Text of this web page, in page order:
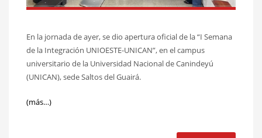
En la jornada de ayer, se dio apertura oficial de la “I Semana
de la Integración UNIOESTE-UNICAN”, en el campus
universitario de la Universidad Nacional de Canindeyú
(UNICAN), sede Saltos del Guairá.
(más…)